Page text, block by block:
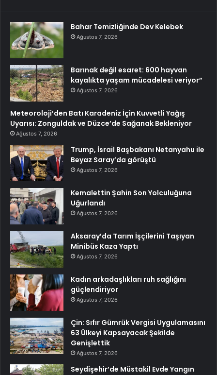
Bahar Temizliğinde Dev Kelebek
Ağustos 7, 2026
Barınak değil esaret: 600 hayvan
kayalıkta yaşam mücadelesi veriyor”
Ağustos 7, 2026
Meteoroloji’den Batı Karadeniz İçin Kuvvetli Yağış
Uyarısı: Zonguldak ve Düzce’de Sağanak Bekleniyor
Ağustos 7, 2026
Trump, İsrail Başbakanı Netanyahu ile
Beyaz Saray’da görüştü
Ağustos 7, 2026
Kemalettin Şahin Son Yolculuğuna
Uğurlandı
Ağustos 7, 2026
Aksaray’da Tarım İşçilerini Taşıyan
Minibüs Kaza Yaptı
Ağustos 7, 2026
Kadın arkadaşlıkları ruh sağlığını
güçlendiriyor
Ağustos 7, 2026
Çin: Sıfır Gümrük Vergisi Uygulamasını
63 Ülkeyi Kapsayacak Şekilde
Genişlettik
Ağustos 7, 2026
Seydişehir’de Müstakil Evde Yangın